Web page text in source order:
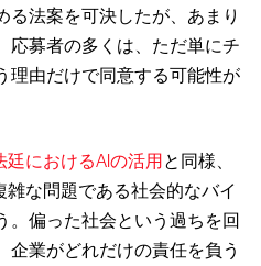
る法案を可決したが、あまり
応募者の多くは、ただ単にチ
理由だけで同意する可能性が
廷におけるAIの活用と同様、
な問題である社会的なバイ
。偏った社会という過ちを回
企業がどれだけの責任を負う